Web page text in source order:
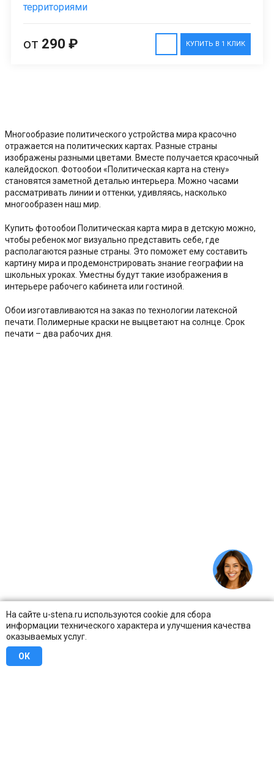
На сайте u-stena.ru используются cookie для сбора
информации технического характера и улучшения качества
оказываемых услуг.
ОК
территориями
КУПИТЬ В 1 КЛИК
от 290 ₽
Многообразие политического устройства мира красочно
отражается на политических картах. Разные страны
изображены разными цветами. Вместе получается красочный
калейдоскоп. Фотообои «Политическая карта на стену»
становятся заметной деталью интерьера. Можно часами
рассматривать линии и оттенки, удивляясь, насколько
многообразен наш мир.
Купить фотообои Политическая карта мира в детскую можно,
чтобы ребенок мог визуально представить себе, где
располагаются разные страны. Это поможет ему составить
картину мира и продемонстрировать знание географии на
школьных уроках. Уместны будут такие изображения в
интерьере рабочего кабинета или гостиной.
Обои изготавливаются на заказ по технологии латексной
печати. Полимерные краски не выцветают на солнце. Срок
печати – два рабочих дня.